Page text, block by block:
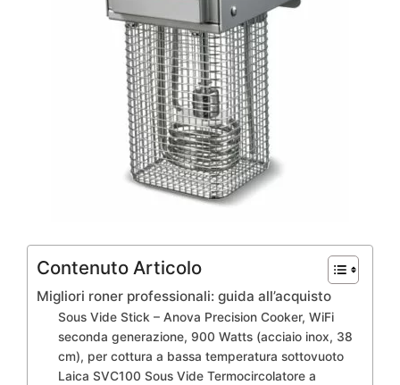
Contenuto Articolo
Migliori roner professionali: guida all’acquisto
Sous Vide Stick – Anova Precision Cooker, WiFi
seconda generazione, 900 Watts (acciaio inox, 38
cm), per cottura a bassa temperatura sottovuoto
Laica SVC100 Sous Vide Termocircolatore a